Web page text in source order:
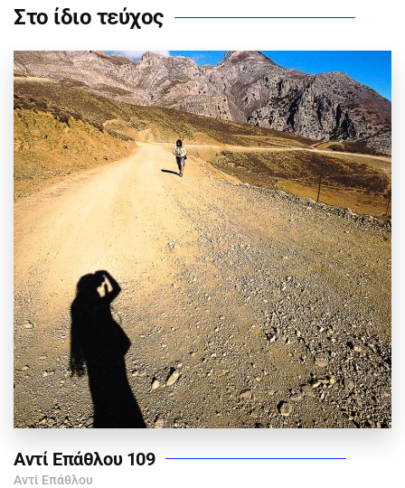
Στο ίδιο τεύχος
Αντί Επάθλου 109
Αντί Επάθλου